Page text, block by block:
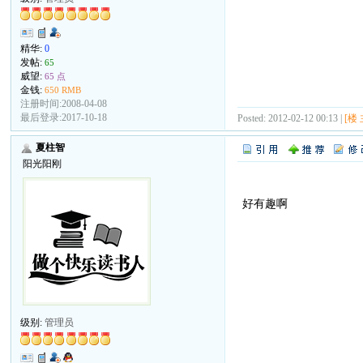
精华:0
发帖:65
威望:65 点
金钱:650 RMB
注册时间:2008-04-08
最后登录:2017-10-18
Posted: 2012-02-12 00:13 |[楼
夏柱智
阳光阳刚
级别:管理员
好有趣啊